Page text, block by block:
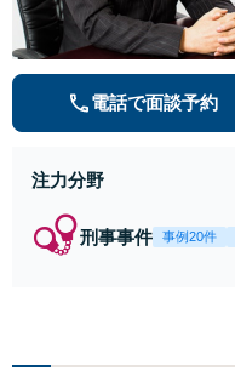
電話で面談予約
注力分野
刑事事件 事例20件